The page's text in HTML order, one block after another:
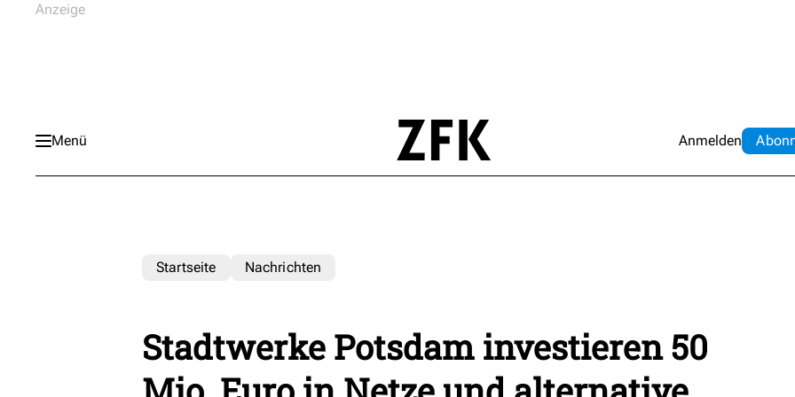
Menü Anmelden Abo
Startseite Nachrichten
Stadtwerke Potsdam investieren 50